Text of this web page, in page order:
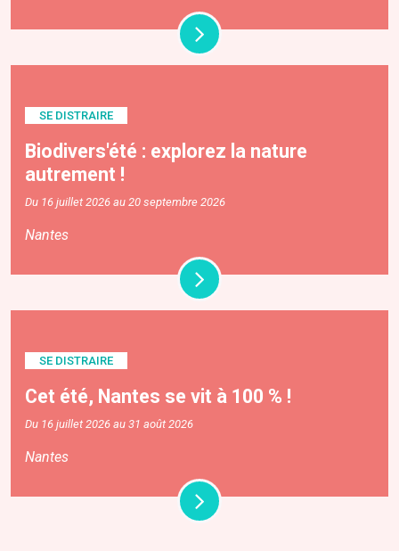
SE DISTRAIRE
Biodivers'été : explorez la nature
autrement !
Du 16 juillet 2026 au 20 septembre 2026
Nantes
SE DISTRAIRE
Cet été, Nantes se vit à 100 % !
Du 16 juillet 2026 au 31 août 2026
Nantes